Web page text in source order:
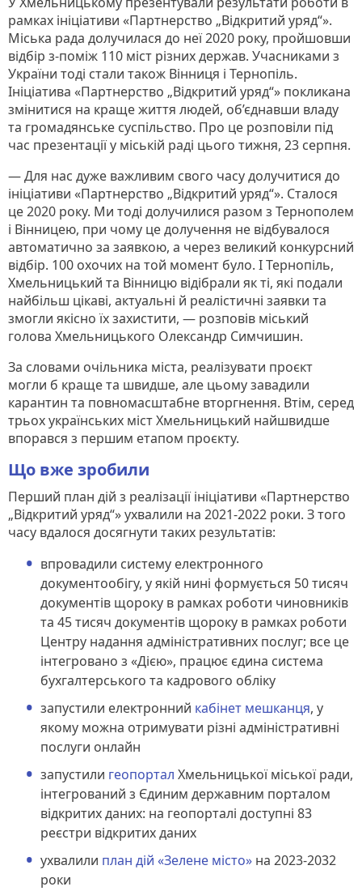
рамках ініціативи «Партнерство „Відкритий уряд“».
Міська рада долучилася до неї 2020 року, пройшовши
відбір з-поміж 110 міст різних держав. Учасниками з
України тоді стали також Вінниця і Тернопіль.
Ініціатива «Партнерство „Відкритий уряд“» покликана
змінитися на краще життя людей, об’єднавши владу
та громадянське суспільство. Про це розповіли під
час презентації у міській раді цього тижня, 23 серпня.
— Для нас дуже важливим свого часу долучитися до
ініціативи «Партнерство „Відкритий уряд“». Сталося
це 2020 року. Ми тоді долучилися разом з Тернополем
і Вінницею, при чому це долучення не відбувалося
автоматично за заявкою, а через великий конкурсний
відбір. 100 охочих на той момент було. І Тернопіль,
Хмельницький та Вінницю відібрали як ті, які подали
найбільш цікаві, актуальні й реалістичні заявки та
змогли якісно їх захистити, — розповів міський
голова Хмельницького Олександр Симчишин.
За словами очільника міста, реалізувати проєкт
могли б краще та швидше, але цьому завадили
карантин та повномасштабне вторгнення. Втім, серед
трьох українських міст Хмельницький найшвидше
впорався з першим етапом проєкту.
Що вже зробили
Перший план дій з реалізації ініціативи «Партнерство
„Відкритий уряд“» ухвалили на 2021-2022 роки. З того
часу вдалося досягнути таких результатів:
впровадили систему електронного
документообігу, у якій нині формується 50 тисяч
документів щороку в рамках роботи чиновників
та 45 тисяч документів щороку в рамках роботи
Центру надання адміністративних послуг; все це
інтегровано з «Дією», працює єдина система
бухгалтерського та кадрового обліку
запустили електронний кабінет мешканця, у
якому можна отримувати різні адміністративні
послуги онлайн
запустили геопортал Хмельницької міської ради,
інтегрований з Єдиним державним порталом
відкритих даних: на геопорталі доступні 83
реєстри відкритих даних
ухвалили план дій «Зелене місто» на 2023-2032
роки